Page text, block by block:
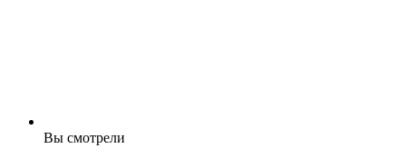
Вы смотрели